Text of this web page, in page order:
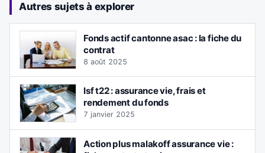
Autres sujets à explorer
Fonds actif cantonne asac : la fiche du
contrat
8 août 2025
Isf t22 : assurance vie, frais et
rendement du fonds
7 janvier 2025
Action plus malakoff assurance vie :